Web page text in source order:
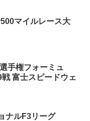
500マイルレース大
手権フォーミュ
富士スピードウェ
ナルF3リーグ